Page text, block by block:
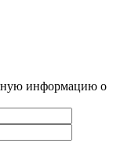
информацию о